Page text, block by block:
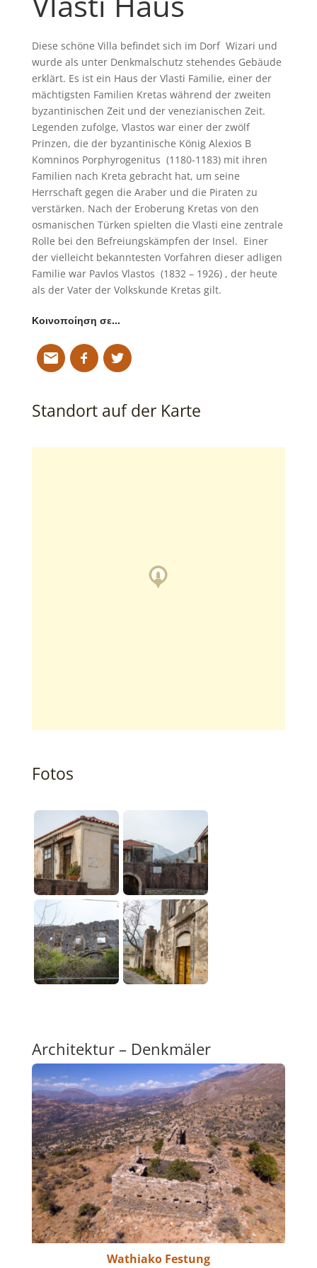
Diese schöne Villa befindet sich im Dorf Wizari und
wurde als unter Denkmalschutz stehendes Gebäude
erklärt. Es ist ein Haus der Vlasti Familie, einer der
mächtigsten Familien Kretas während der zweiten
byzantinischen Zeit und der venezianischen Zeit.
Legenden zufolge, Vlastos war einer der zwölf
Prinzen, die der byzantinische König Alexios B
Komninos Porphyrogenitus (1180-1183) mit ihren
Familien nach Kreta gebracht hat, um seine
Herrschaft gegen die Araber und die Piraten zu
verstärken. Nach der Eroberung Kretas von den
osmanischen Türken spielten die Vlasti eine zentrale
Rolle bei den Befreiungskämpfen der Insel. Einer
der vielleicht bekanntesten Vorfahren dieser adligen
Familie war Pavlos Vlastos (1832 – 1926) , der heute
als der Vater der Volkskunde Kretas gilt.
Κοινοποίηση σε…
Standort auf der Karte
Fotos
Architektur – Denkmäler
Wathiako Festung